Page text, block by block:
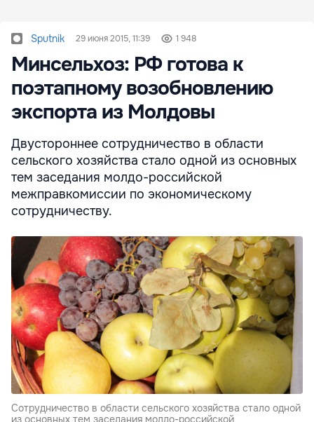
Sputnik 29 июня 2015, 11:39 1 948
Минсельхоз: РФ готова к
поэтапному возобновлению
экспорта из Молдовы
Двустороннее сотрудничество в области
сельского хозяйства стало одной из основных
тем заседания молдо-российской
межправкомиссии по экономическому
сотрудничеству.
Сотрудничество в области сельского хозяйства стало одной
из основных тем заседания молдо-российской